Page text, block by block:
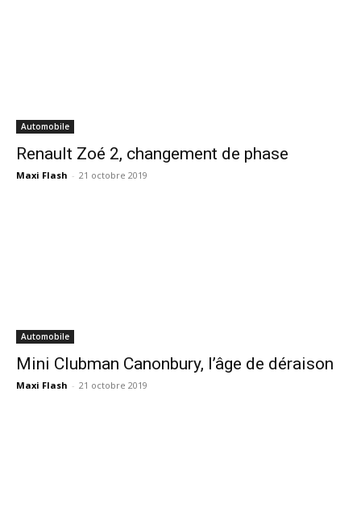
Automobile
Renault Zoé 2, changement de phase
Maxi Flash - 21 octobre 2019
Automobile
Mini Clubman Canonbury, l’âge de déraison
Maxi Flash - 21 octobre 2019